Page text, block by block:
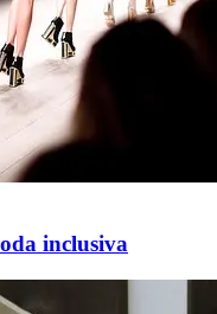
inclusiva